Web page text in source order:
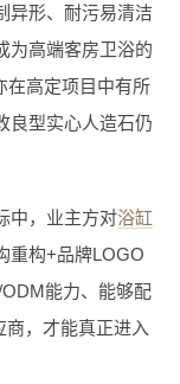
异形、耐污易清洁
为高端客房卫浴的
在高定项目中有所
良型实心人造石仍
中，业主方对浴缸
重构+品牌LOGO
能力、能够配
，才能真正进入